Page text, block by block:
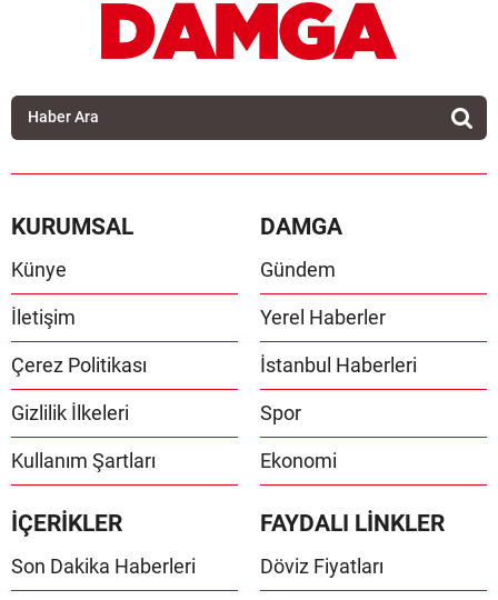
KURUMSAL
Künye
İletişim
Çerez Politikası
Gizlilik İlkeleri
Kullanım Şartları
DAMGA
Gündem
Yerel Haberler
İstanbul Haberleri
Spor
Ekonomi
İÇERİKLER
Son Dakika Haberleri
FAYDALI LİNKLER
Döviz Fiyatları